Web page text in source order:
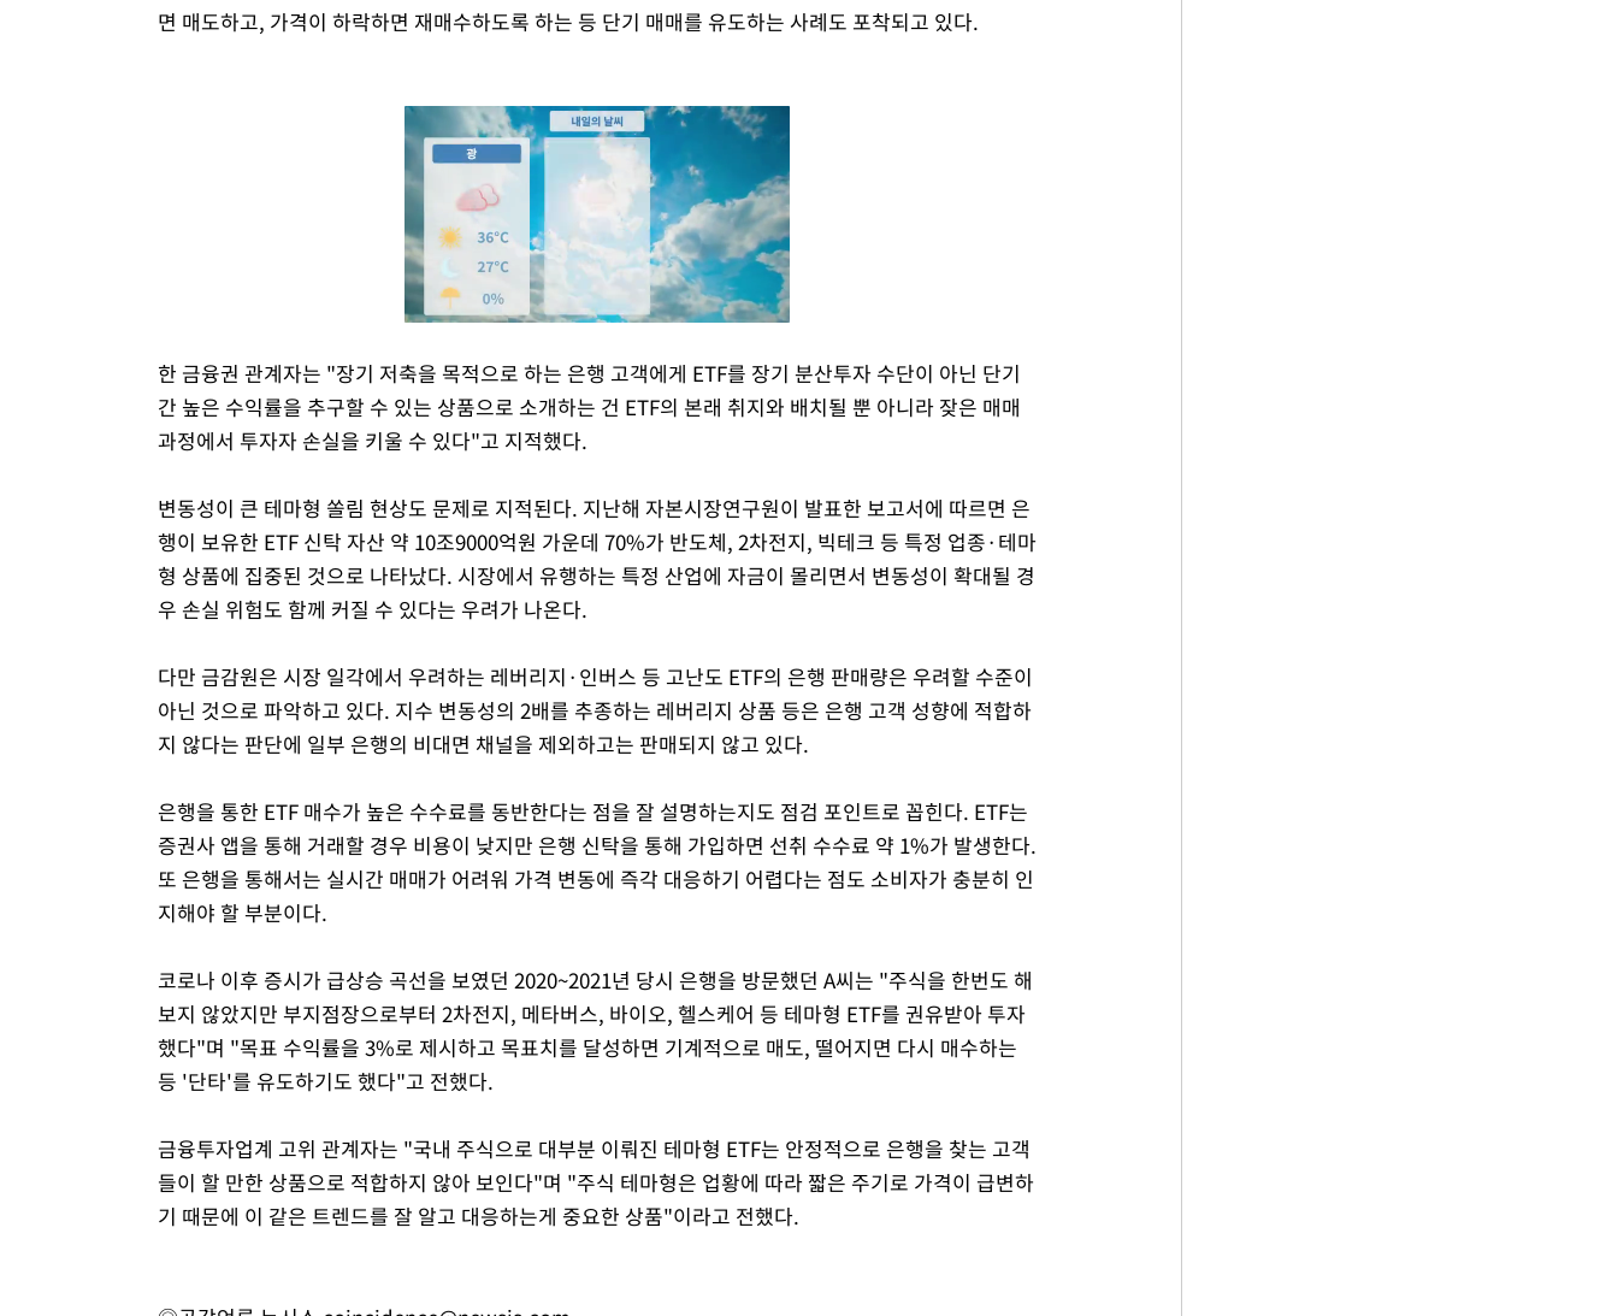
면 매도하고, 가격이 하락하면 재매수하도록 하는 등 단기 매매를 유도하는 사례도 포착되고 있다.
Mute
한 금융권 관계자는 "장기 저축을 목적으로 하는 은행 고객에게 ETF를 장기 분산투자 수단이 아닌 단기
간 높은 수익률을 추구할 수 있는 상품으로 소개하는 건 ETF의 본래 취지와 배치될 뿐 아니라 잦은 매매
과정에서 투자자 손실을 키울 수 있다"고 지적했다.
변동성이 큰 테마형 쏠림 현상도 문제로 지적된다. 지난해 자본시장연구원이 발표한 보고서에 따르면 은
행이 보유한 ETF 신탁 자산 약 10조9000억원 가운데 70%가 반도체, 2차전지, 빅테크 등 특정 업종·테마
형 상품에 집중된 것으로 나타났다. 시장에서 유행하는 특정 산업에 자금이 몰리면서 변동성이 확대될 경
우 손실 위험도 함께 커질 수 있다는 우려가 나온다.
다만 금감원은 시장 일각에서 우려하는 레버리지·인버스 등 고난도 ETF의 은행 판매량은 우려할 수준이
아닌 것으로 파악하고 있다. 지수 변동성의 2배를 추종하는 레버리지 상품 등은 은행 고객 성향에 적합하
지 않다는 판단에 일부 은행의 비대면 채널을 제외하고는 판매되지 않고 있다.
은행을 통한 ETF 매수가 높은 수수료를 동반한다는 점을 잘 설명하는지도 점검 포인트로 꼽힌다. ETF는
증권사 앱을 통해 거래할 경우 비용이 낮지만 은행 신탁을 통해 가입하면 선취 수수료 약 1%가 발생한다.
또 은행을 통해서는 실시간 매매가 어려워 가격 변동에 즉각 대응하기 어렵다는 점도 소비자가 충분히 인
지해야 할 부분이다.
코로나 이후 증시가 급상승 곡선을 보였던 2020~2021년 당시 은행을 방문했던 A씨는 "주식을 한번도 해
보지 않았지만 부지점장으로부터 2차전지, 메타버스, 바이오, 헬스케어 등 테마형 ETF를 권유받아 투자
했다"며 "목표 수익률을 3%로 제시하고 목표치를 달성하면 기계적으로 매도, 떨어지면 다시 매수하는
등 '단타'를 유도하기도 했다"고 전했다.
금융투자업계 고위 관계자는 "국내 주식으로 대부분 이뤄진 테마형 ETF는 안정적으로 은행을 찾는 고객
들이 할 만한 상품으로 적합하지 않아 보인다"며 "주식 테마형은 업황에 따라 짧은 주기로 가격이 급변하
기 때문에 이 같은 트렌드를 잘 알고 대응하는게 중요한 상품"이라고 전했다.